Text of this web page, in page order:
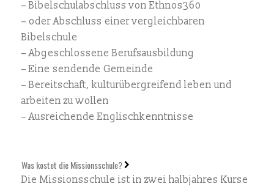
– Bibelschulabschluss von Ethnos360
– oder Abschluss einer vergleichbaren
Bibelschule
– Abgeschlossene Berufsausbildung
– Eine sendende Gemeinde
– Bereitschaft, kulturübergreifend leben und
arbeiten zu wollen
– Ausreichende Englischkenntnisse
Was kostet die Missionsschule?
Die Missionsschule ist in zwei halbjahres Kurse